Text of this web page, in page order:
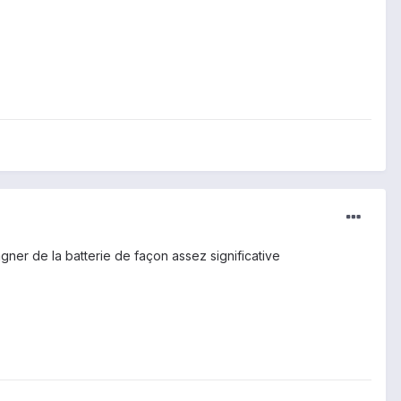
de la batterie de façon assez significative